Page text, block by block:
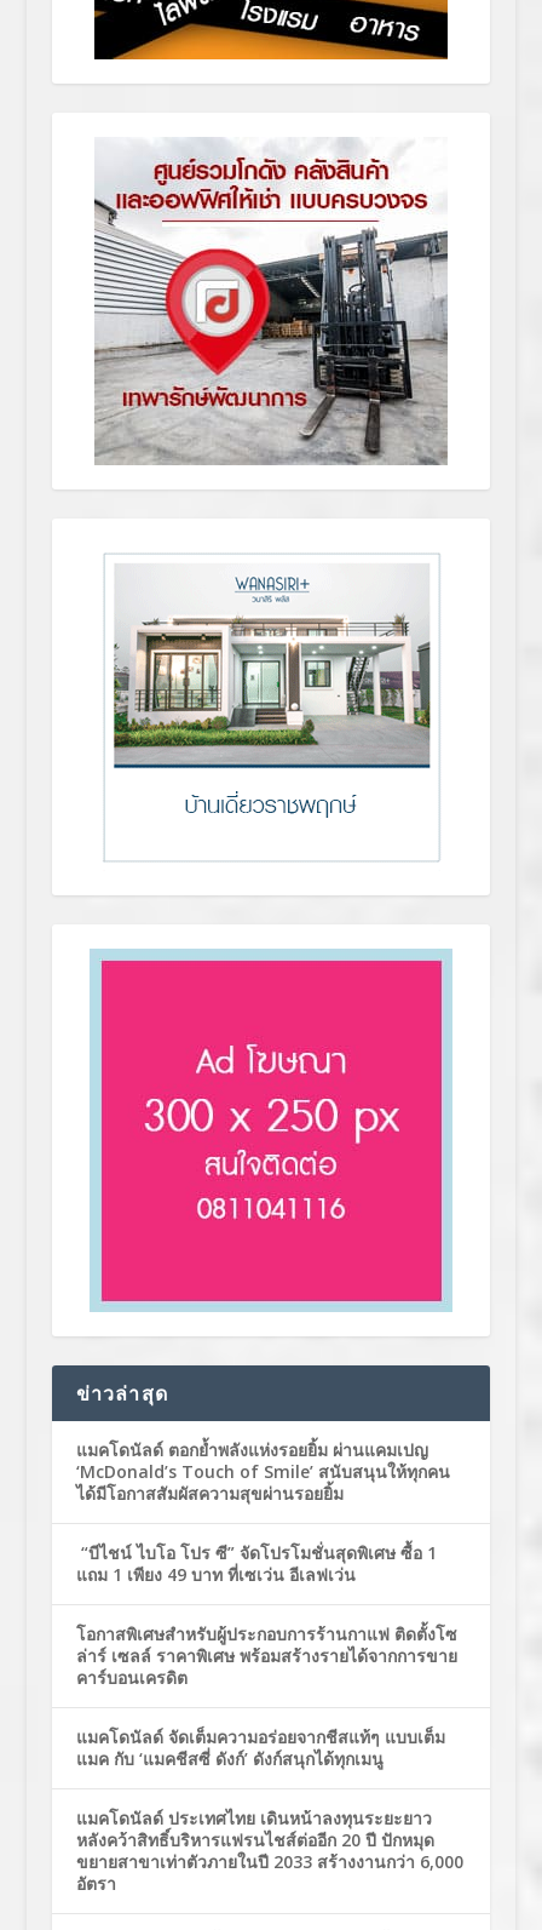
ข่าวล่าสุด
แมคโดนัลด์ ตอกย้ำพลังแห่งรอยยิ้ม ผ่านแคมเปญ
‘McDonald’s Touch of Smile’ สนับสนุนให้ทุกคน
ได้มีโอกาสสัมผัสความสุขผ่านรอยยิ้ม
“บีไชน์ ไบโอ โปร ซี” จัดโปรโมชั่นสุดพิเศษ ซื้อ 1
แถม 1 เพียง 49 บาท ที่เซเว่น อีเลฟเว่น
โอกาสพิเศษสำหรับผู้ประกอบการร้านกาแฟ ติดตั้งโซ
ล่าร์ เซลล์ ราคาพิเศษ พร้อมสร้างรายได้จากการขาย
คาร์บอนเครดิต
แมคโดนัลด์ จัดเต็มความอร่อยจากชีสแท้ๆ แบบเต็ม
แมค กับ ‘แมคชีสซี่ ดังก์’ ดังก์สนุกได้ทุกเมนู
แมคโดนัลด์ ประเทศไทย เดินหน้าลงทุนระยะยาว
หลังคว้าสิทธิ์บริหารแฟรนไชส์ต่ออีก 20 ปี ปักหมุด
ขยายสาขาเท่าตัวภายในปี 2033 สร้างงานกว่า 6,000
อัตรา